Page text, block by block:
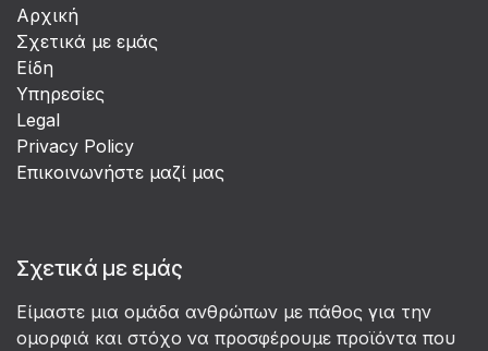
Αρχική
Σχετικά με εμάς
Είδη
Υπηρεσίες
Legal
Privacy Policy
Επικοινωνήστε μαζί μας
Σχετικά με εμάς
Είμαστε μια ομάδα ανθρώπων με πάθος για την
ομορφιά και στόχο να προσφέρουμε προϊόντα που